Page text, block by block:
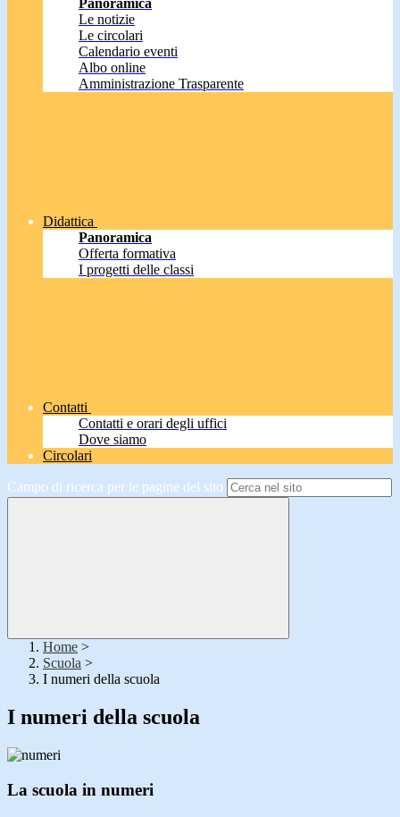
Panoramica
Le notizie
Le circolari
Calendario eventi
Albo online
Amministrazione Trasparente
Didattica
Panoramica
Offerta formativa
I progetti delle classi
Contatti
Contatti e orari degli uffici
Dove siamo
Circolari
Campo di ricerca per le pagine del sito
Home >
Scuola >
I numeri della scuola
I numeri della scuola
La scuola in numeri